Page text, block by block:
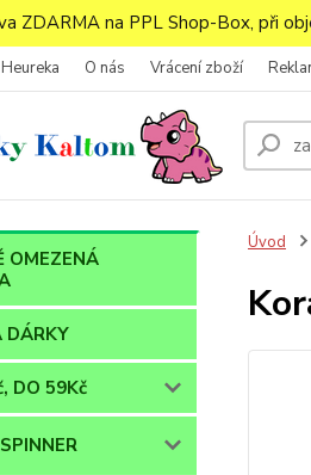
ZDARMA na PPL Shop-Box, při
O nás Vrácení zboží
OMEZENÁ
DÁRKY
DO 59Kč
Úvod